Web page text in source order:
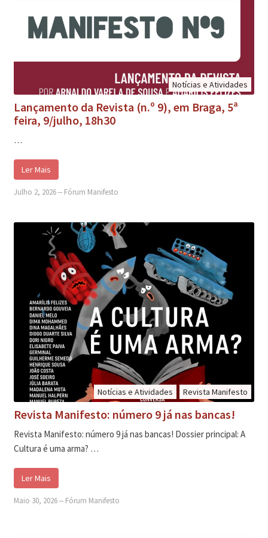
Notícias e Atividades
Lançamento da Revista (n.º 9), em Braga, 5ª
feira, 9/julho, 18h30
…
Ler Mais
Julho 2, 2026‒ Fórum Manifesto
Notícias e Atividades Revista Manifesto
Revista Manifesto: número 9 já nas bancas!
Revista Manifesto: número 9 já nas bancas! Dossier principal: A
Cultura é uma arma? …
Ler Mais
Maio 30, 2026‒ Fórum Manifesto